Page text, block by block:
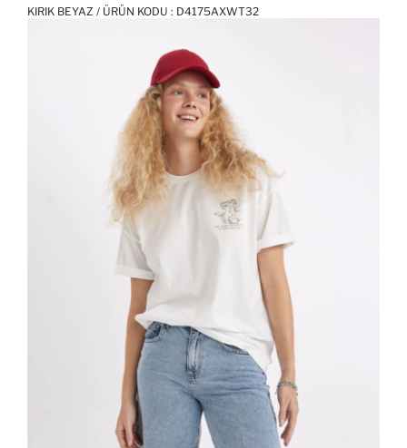
KIRIK BEYAZ / ÜRÜN KODU : D4175AXWT32